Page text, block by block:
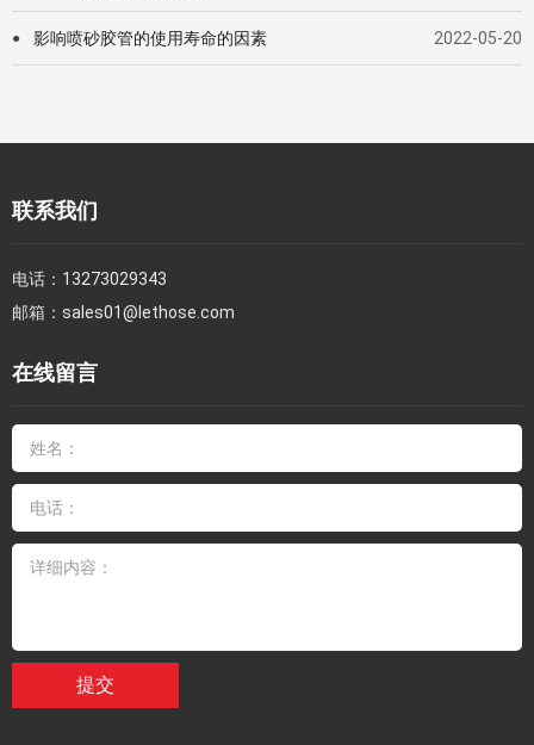
● 影响喷砂胶管的使用寿命的因素 2022-05-20
联系我们
电话： 13273029343
邮箱： sales01@lethose.com
在线留言
提交